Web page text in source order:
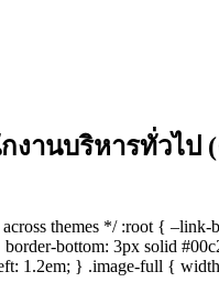
งานบริหารทั่วไป
themes */ :root {
bottom: 3px solid
1.2em; } .image-full {